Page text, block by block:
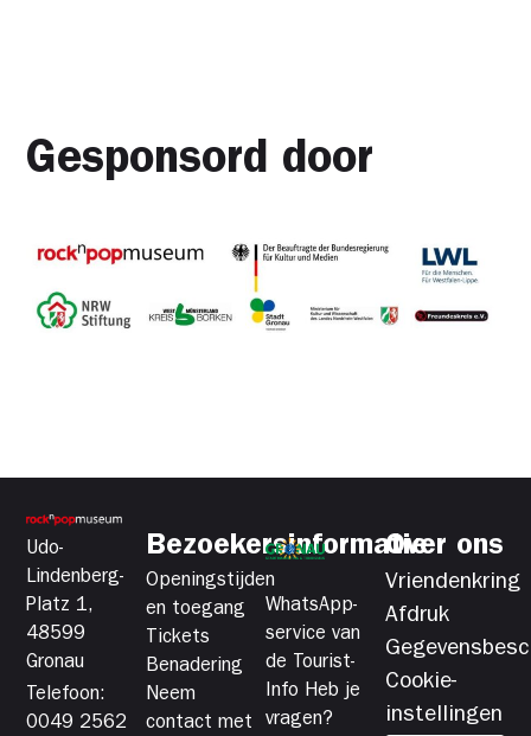
Gesponsord door
Udo-
Lindenberg-
Platz 1,
48599
Gronau
Telefoon:
0049 2562
Bezoekersinformatie
Openingstijden
en toegang
Tickets
Benadering
Neem
contact met
WhatsApp-
service van
de Tourist-
Info Heb je
vragen?
Over ons
Vriendenkring
Afdruk
Cookie-
instellingen